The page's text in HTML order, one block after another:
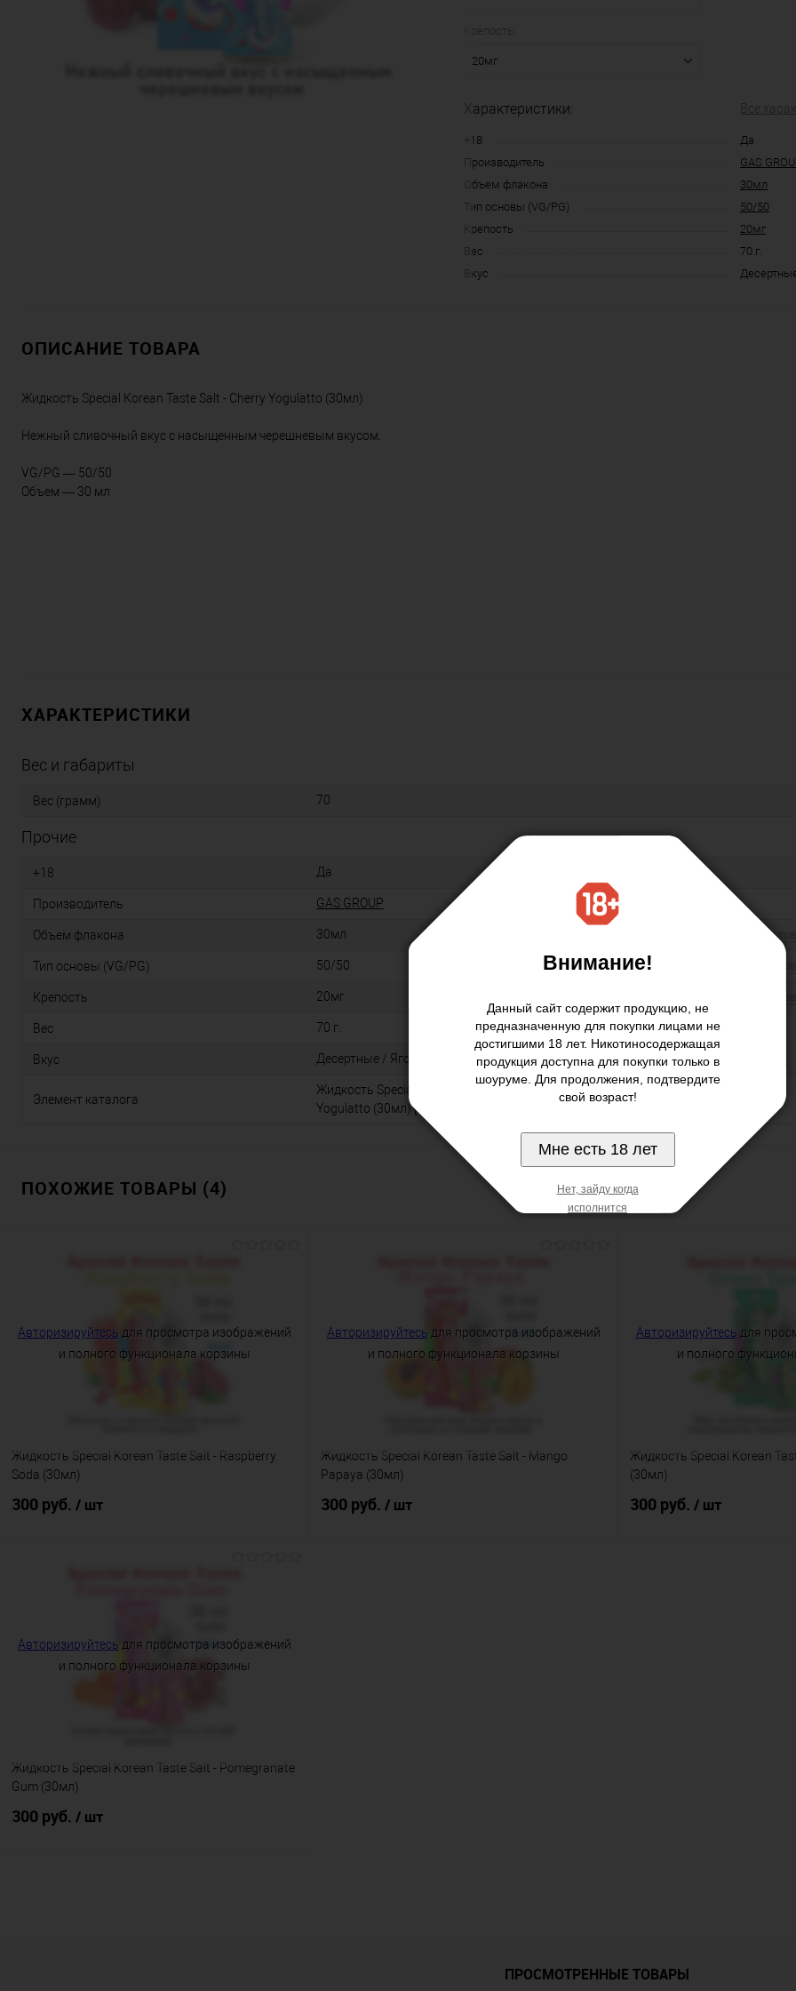
Крепость:
20мг
Характеристики: Все
+18
Да
Производитель
GAS
Объем флакона
30мл
Тип основы (VG/PG)
50/50
Крепость
20мг
Вес
70 г.
Вкус
ОПИСАНИЕ ТОВАРА
Жидкость Special Korean Taste Salt - Cherry Yogulatto (30мл)
Нежный сливочный вкус с насыщенным черешневым вкусом.
VG/PG — 50/50
Объем — 30 мл
ХАРАКТЕРИСТИКИ
Вес и габариты
Вес (грамм) 70
Прочие
+18 Да
Производитель GAS GROUP
Объем флакона 30мл Другие
Тип основы (VG/PG) 50/50
Крепость 20мг
Вес 70 г.
Вкус Десертные / Ягодные
Элемент каталога
Жидкость Special Korean Taste Salt - Cherry
Yogulatto (30мл) [49310]
ПОХОЖИЕ ТОВАРЫ (4)
Авторизируйтесь для просмотра изображений
и полного функционала корзины
Жидкость Special Korean Taste Salt - Raspberry
Soda (30мл)
300 руб. / шт
В избранное
В наличии
50/50
Авторизируйтесь для просмотра изображений
и полного функционала корзины
Жидкость Special Korean Taste Salt - Mango
Papaya (30мл)
300 руб. / шт
Авторизируйтесь для
и полного
Жидкость Special Korean
(30мл)
300 руб. / шт
Авторизируйтесь для просмотра изображений
и полного функционала корзины
Жидкость Special Korean Taste Salt - Pomegranate
Gum (30мл)
300 руб. / шт
ПРОСМОТРЕННЫЕ ТОВАРЫ
Внимание!
Данный сайт содержит продукцию, не
предназначенную для покупки лицами не
достигшими 18 лет. Никотиносодержащая
продукция доступна для покупки только в
шоуруме. Для продолжения, подтвердите
свой возраст!
Мне есть 18 лет
Нет, зайду когда
исполнится